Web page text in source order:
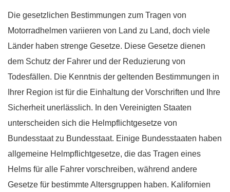
Die gesetzlichen Bestimmungen zum Tragen von
Motorradhelmen variieren von Land zu Land, doch viele
Länder haben strenge Gesetze. Diese Gesetze dienen
dem Schutz der Fahrer und der Reduzierung von
Todesfällen. Die Kenntnis der geltenden Bestimmungen in
Ihrer Region ist für die Einhaltung der Vorschriften und Ihre
Sicherheit unerlässlich. In den Vereinigten Staaten
unterscheiden sich die Helmpflichtgesetze von
Bundesstaat zu Bundesstaat. Einige Bundesstaaten haben
allgemeine Helmpflichtgesetze, die das Tragen eines
Helms für alle Fahrer vorschreiben, während andere
Gesetze für bestimmte Altersgruppen haben. Kalifornien